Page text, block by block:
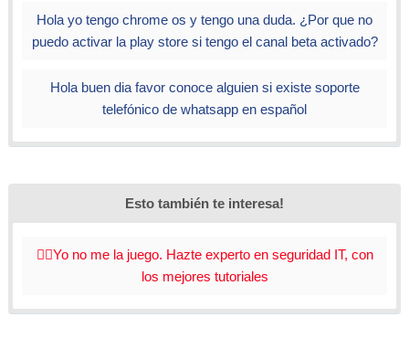
Hola yo tengo chrome os y tengo una duda. ¿Por que no
puedo activar la play store si tengo el canal beta activado?
Hola buen dia favor conoce alguien si existe soporte
telefónico de whatsapp en español
Esto también te interesa!
🏴‍☠️Yo no me la juego. Hazte experto en seguridad IT, con
los mejores tutoriales